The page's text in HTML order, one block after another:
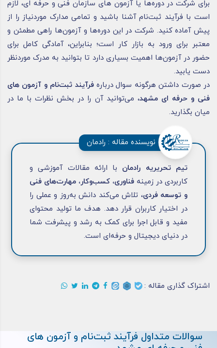
برای شرکت در دوره‌ها یا آزمون های سازمان فنی و حرفه ای، لازم
است با فرآیند ثبت‌نام آشنا باشید و تمامی مدارک موردنیاز را از
پیش آماده کنید. شرکت در این دوره‌ها و آزمون‌ها راهی مطمئن و
معتبر برای ورود به بازار کار است؛ بنابراین، آمادگی کامل برای
حضور در آزمون‌ها اهمیت بسیاری دارد تا بتوانید به مدرک موردنظر
دست یابید.
در صورت داشتن هرگونه سوال دربارهفرآیند ثبت‌نام و آزمون های
فنی و حرفه ای مشهد، می‌توانید آن را در بخش نظرات با ما در
میان بگذارید.
تیم تحریریه رادمان با ارائه مقالات آموزشی و
کاربردی در زمینه فناوری، کسب‌وکار، مهارت‌های فنی
و توسعه فردی، تلاش می‌کند دانش به‌روز و عملی را
در اختیار کاربران قرار دهد. هدف ما تولید محتوای
مفید و قابل اجرا برای کمک به رشد و پیشرفت شما
در دنیای دیجیتال و حرفه‌ای است.
نویسنده مقاله : رادمان
اشتراک گذاری مقاله :
سوالات متداول فرآیند ثبت‌نام و آزمون های